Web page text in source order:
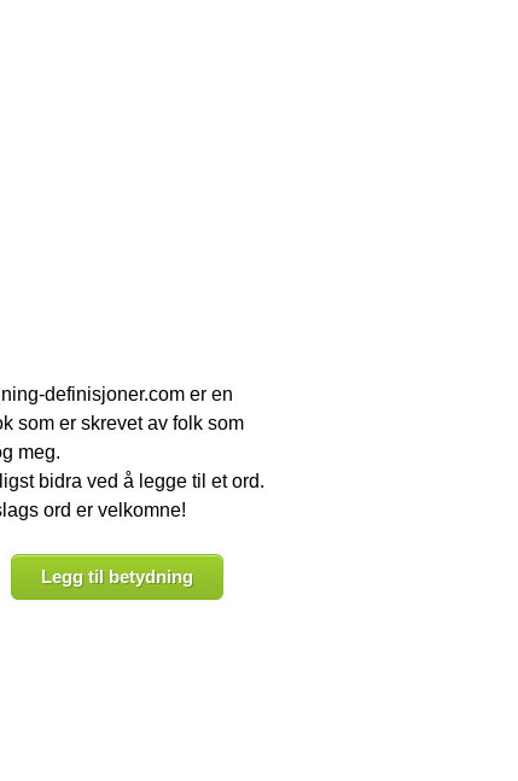
definisjoner.com er en
som er skrevet av folk som
meg.
bidra ved å legge til et ord.
ord er velkomne!
Legg til betydning